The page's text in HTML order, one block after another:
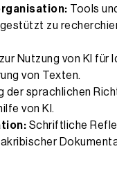
Tools
zu
Nutzung von KI für
von Texten.
der sprachlichen
von KI.
Schriftliche